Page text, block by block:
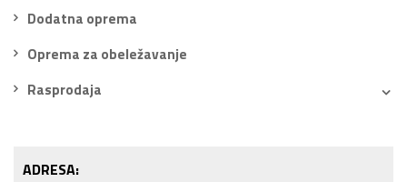
Dodatna oprema
Oprema za obeležavanje
Rasprodaja
ADRESA: